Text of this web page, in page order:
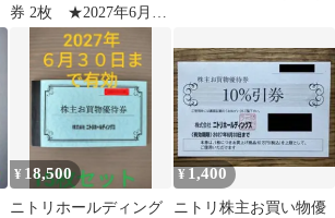
券 2枚 ★2027年6月30
¥ 18,500
ニトリホールディング
¥1,400
ニトリ株主お買い物優